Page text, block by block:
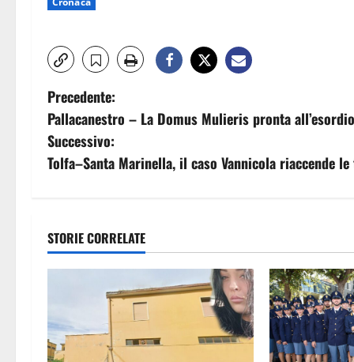
N
a
v
g
a
i
Precedente:
Pallacanestro – La Domus Mulieris pronta
Successivo:
Tolfa–Santa Marinella, il caso Vannicola riaccende
STORIE CORRELATE